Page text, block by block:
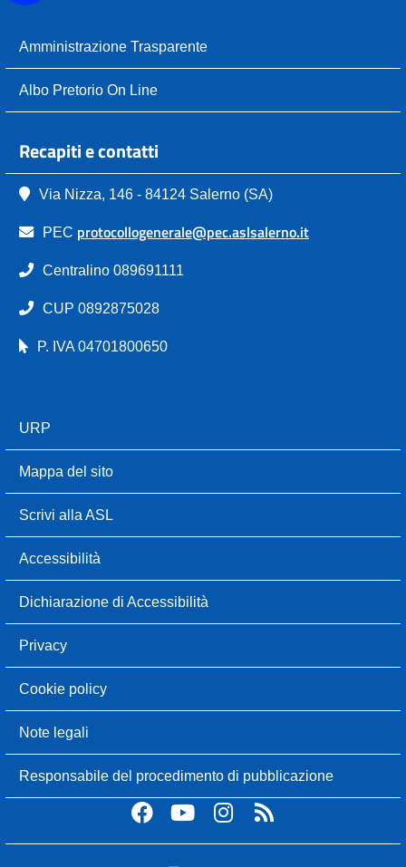
Amministrazione Trasparente
Albo Pretorio On Line
Recapiti e contatti
Via Nizza, 146 - 84124 Salerno (SA)
PEC protocollogenerale@pec.aslsalerno.it
Centralino 089691111
CUP 0892875028
P. IVA 04701800650
URP
Mappa del sito
Scrivi alla ASL
Accessibilità
Dichiarazione di Accessibilità
Privacy
Cookie policy
Note legali
Responsabile del procedimento di pubblicazione